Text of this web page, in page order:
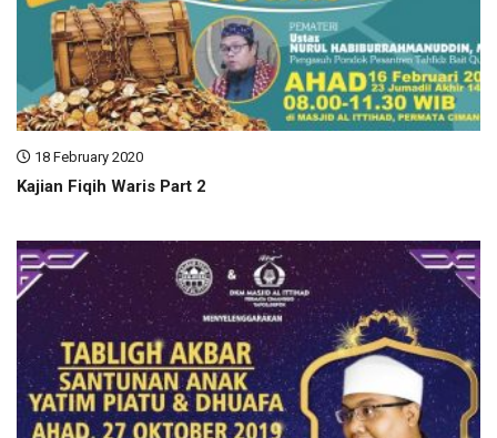
18 February 2020
Kajian Fiqih Waris Part 2